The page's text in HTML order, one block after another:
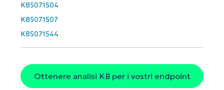
KB5071504
KB5071507
KB5071544
Ottenere analisi KB per i vostri endpoint